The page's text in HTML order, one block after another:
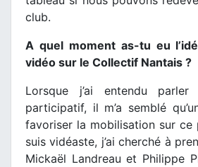
club.
A quel moment as-tu eu
vidéo sur le Collectif Nantais ?
Lorsque j’ai entendu parler
participatif, il m’a semblé
favoriser la mobilisation sur ce
suis vidéaste, j’ai cherché à
Mickaël Landreau et Philippe